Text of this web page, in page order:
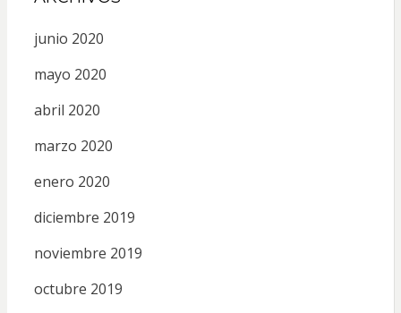
junio 2020
mayo 2020
abril 2020
marzo 2020
enero 2020
diciembre 2019
noviembre 2019
octubre 2019